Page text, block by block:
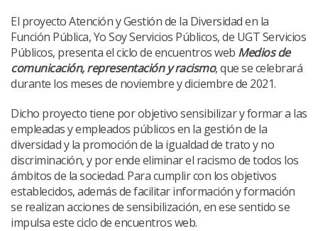
El proyecto Atención y Gestión de la Diversidad en la
Función Pública, Yo Soy Servicios Públicos, de UGT Servicios
Públicos, presenta el ciclo de encuentros web Medios de
comunicación, representación y racismo, que se celebrará
durante los meses de noviembre y diciembre de 2021.
Dicho proyecto tiene por objetivo sensibilizar y formar a las
empleadas y empleados públicos en la gestión de la
diversidad y la promoción de la igualdad de trato y no
discriminación, y por ende eliminar el racismo de todos los
ámbitos de la sociedad. Para cumplir con los objetivos
establecidos, además de facilitar información y formación
se realizan acciones de sensibilización, en ese sentido se
impulsa este ciclo de encuentros web.